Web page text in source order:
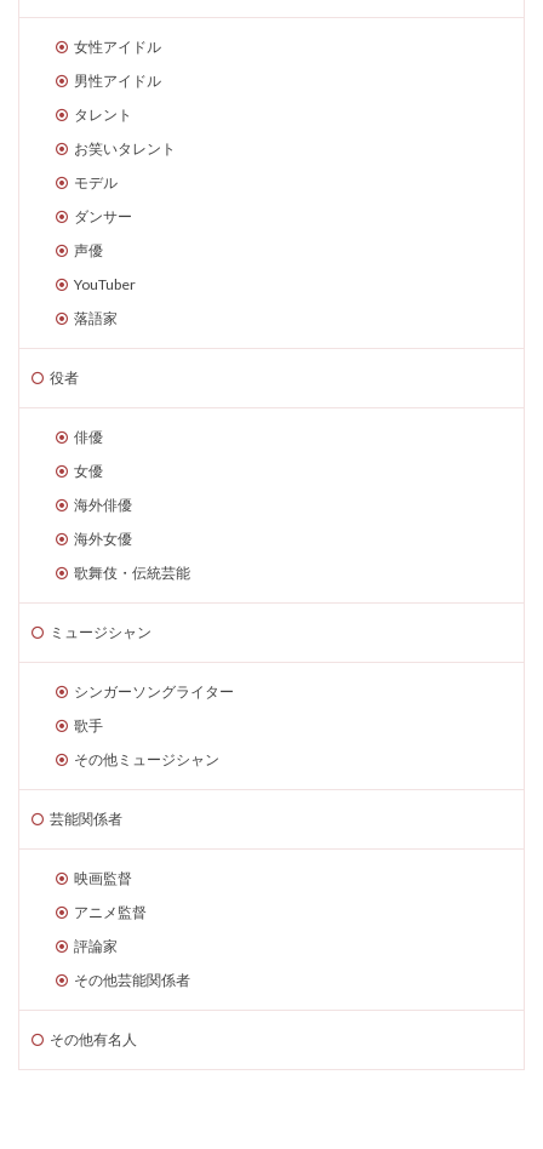
女性アイドル
男性アイドル
タレント
お笑いタレント
モデル
ダンサー
声優
YouTuber
落語家
役者
俳優
女優
海外俳優
海外女優
歌舞伎・伝統芸能
ミュージシャン
シンガーソングライター
歌手
その他ミュージシャン
芸能関係者
映画監督
アニメ監督
評論家
その他芸能関係者
その他有名人